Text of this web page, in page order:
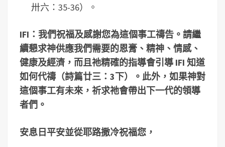
卅六：35-36）。
IFI：我們祝福及感謝您為這個事工禱告。請繼
續懇求神供應我們需要的恩膏、精神、情感、
健康及經濟，而且祂精確的指導會引導 IFI 知道
如何代禱（詩篇廿三：3下）。此外，如果神對
這個事工有未來，祈求祂會帶出下一代的領導
者們。
安息日平安並從耶路撒冷祝福您，